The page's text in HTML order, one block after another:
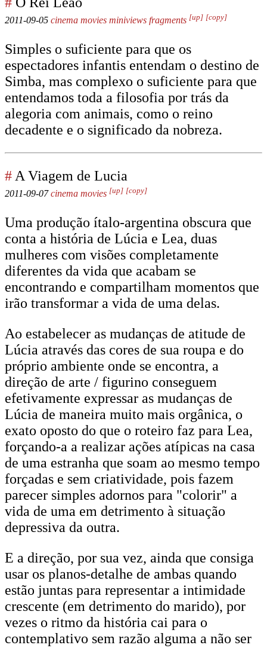
2011-09-05 cinema movies miniviews fragments [up] [copy]
Simples o suficiente para que os
espectadores infantis entendam o destino de
Simba, mas complexo o suficiente para que
entendamos toda a filosofia por trás da
alegoria com animais, como o reino
decadente e o significado da nobreza.
# A Viagem de Lucia
2011-09-07cinema movies [up] [copy]
Uma produção ítalo-argentina obscura que
conta a história de Lúcia e Lea, duas
mulheres com visões completamente
diferentes da vida que acabam se
encontrando e compartilham momentos que
irão transformar a vida de uma delas.
Ao estabelecer as mudanças de atitude de
Lúcia através das cores de sua roupa e do
próprio ambiente onde se encontra, a
direção de arte / figurino conseguem
efetivamente expressar as mudanças de
Lúcia de maneira muito mais orgânica, o
exato oposto do que o roteiro faz para Lea,
forçando-a a realizar ações atípicas na casa
de uma estranha que soam ao mesmo tempo
forçadas e sem criatividade, pois fazem
parecer simples adornos para "colorir" a
vida de uma em detrimento à situação
depressiva da outra.
E a direção, por sua vez, ainda que consiga
usar os planos-detalhe de ambas quando
estão juntas para representar a intimidade
crescente (em detrimento do marido), por
vezes o ritmo da história cai para o
contemplativo sem razão alguma a não ser